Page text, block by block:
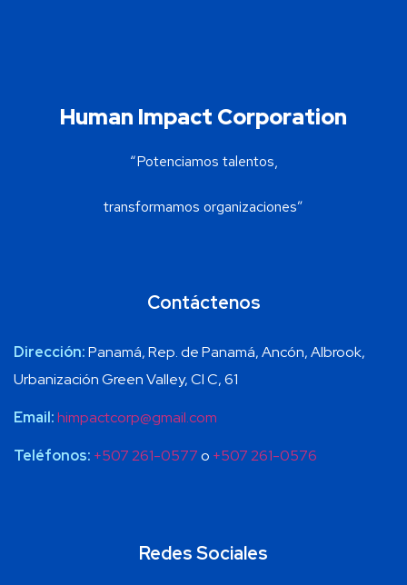
Human Impact Corporation
“Potenciamos talentos,
transformamos organizaciones”
Contáctenos
Dirección:Panamá, Rep. de Panamá, Ancón, Albrook,
Urbanización Green Valley, Cl C, 61
Email:himpactcorp@gmail.com
Teléfonos: +507 261-0577o +507 261-0576
Redes Sociales